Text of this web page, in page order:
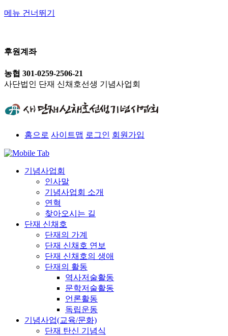
메뉴 건너뛰기
후원계좌
농협 301-0259-2506-21
사단법인 단재 신채호선생 기념사업회
홈으로 사이트맵 로그인 회원가입
기념사업회
인사말
기념사업회 소개
연혁
찾아오시는 길
단재 신채호
단재의 가계
단재 신채호 연보
단재 신채호의 생애
단재의 활동
역사저술활동
문학저술활동
언론활동
독립운동
기념사업(교육/문화)
단재 탄신 기념식